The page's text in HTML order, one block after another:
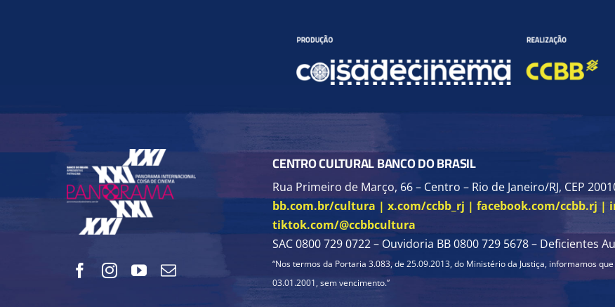
CENTRO CULTURAL BANCO DO BRASIL
Rua Primeiro de Março, 66 – Centro – Rio de Janeiro/RJ, CEP
bb.com.br/cultura | x.com/ccbb_rj | facebook.com/ccbb.rj |
tiktok.com/@ccbbcultura
SAC 0800 729 0722 – Ouvidoria BB 0800 729 5678 – Deficientes
“Nos termos da Portaria 3.083, de 25.09.2013, do Ministério da Justiça, informamos
03.01.2001, sem vencimento.”